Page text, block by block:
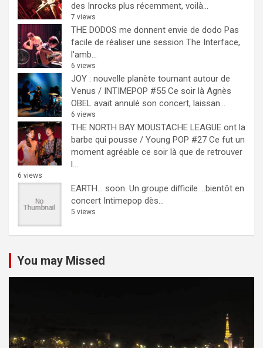
des Inrocks plus récemment, voilà...
7 views
THE DODOS me donnent envie de dodo Pas
facile de réaliser une session The Interface,
l'amb...
6 views
JOY : nouvelle planète tournant autour de
Venus / INTIMEPOP #55 Ce soir là Agnès
OBEL avait annulé son concert, laissan...
6 views
THE NORTH BAY MOUSTACHE LEAGUE ont la
barbe qui pousse / Young POP #27 Ce fut un
moment agréable ce soir là que de retrouver
l...
6 views
EARTH… soon. Un groupe difficile ...bientôt en
concert Intimepop dès...
5 views
You may Missed